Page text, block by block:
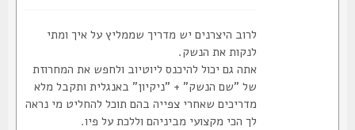
לרוב היצרנים יש מדריך שממליץ על איך ומתי
לנקות את הנשק.
אתה גם יכול להיכנס ליוטיוב ולחפש את המחרוזת
של "שם הנשק" + "ניקיון" באנגלית ותקבל מלא
מדריכים שאחרי צפייה בהם תוכל להחליט מי נראה
לך הכי מקצועי מביניהם וללכת על פיו.